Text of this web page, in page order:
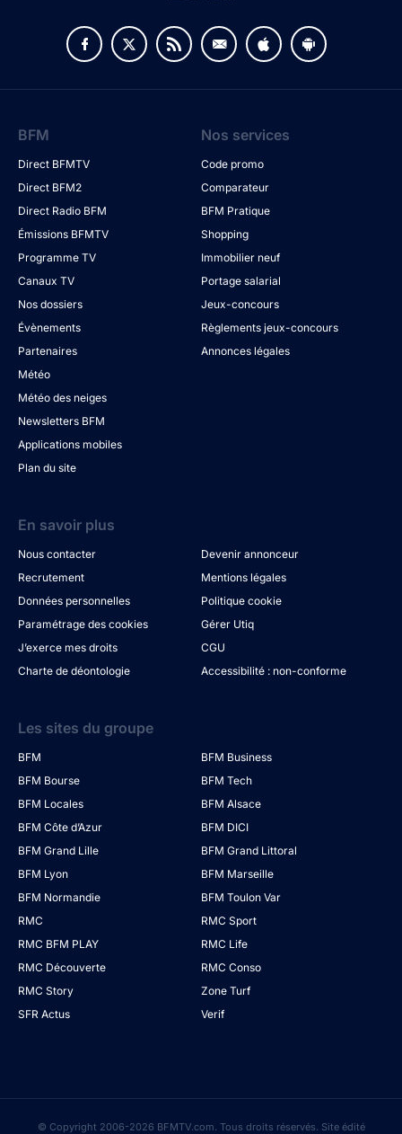
BFM
Direct BFMTV
Direct BFM2
Direct Radio BFM
Émissions BFMTV
Programme TV
Canaux TV
Nos dossiers
Évènements
Partenaires
Météo
Météo des neiges
Newsletters BFM
Applications mobiles
Plan du site
Nos services
Code promo
Comparateur
BFM Pratique
Shopping
Immobilier neuf
Portage salarial
Jeux-concours
Règlements jeux-concours
Annonces légales
En savoir plus
Nous contacter
Devenir annonceur
Recrutement
Mentions légales
Données personnelles
Politique cookie
Paramétrage des cookies
Gérer Utiq
J’exerce mes droits
CGU
Charte de déontologie
Accessibilité : non-conforme
Les sites du groupe
BFM
BFM Business
BFM Bourse
BFM Tech
BFM Locales
BFM Alsace
BFM Côte d’Azur
BFM DICI
BFM Grand Lille
BFM Grand Littoral
BFM Lyon
BFM Marseille
BFM Normandie
BFM Toulon Var
RMC
RMC Sport
RMC BFM PLAY
RMC Life
RMC Découverte
RMC Conso
RMC Story
Zone Turf
SFR Actus
Verif
© Copyright 2006-2026 BFMTV.com. Tous droits réservés. Site édité